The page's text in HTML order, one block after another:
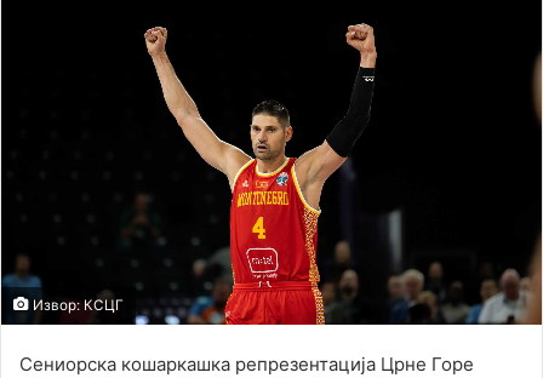
Извор: КСЦГ
Сениорска кошаркашка репрезентација Црне Горе